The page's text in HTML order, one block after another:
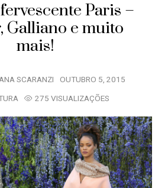
Paris –
Galliano e muito
mais!
SCARANZI OUTUBRO 5, 2015
275 VISUALIZAÇÕES